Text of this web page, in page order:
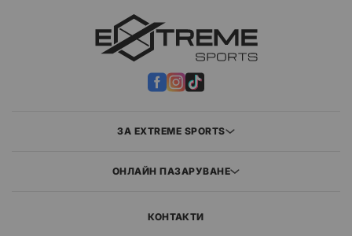
ЗА EXTREME SPORTS
ОНЛАЙН ПАЗАРУВАНЕ
КОНТАКТИ